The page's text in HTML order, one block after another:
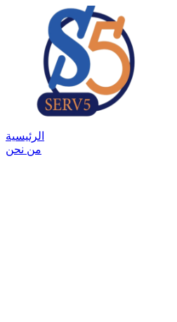
الرئيسية
من نحن